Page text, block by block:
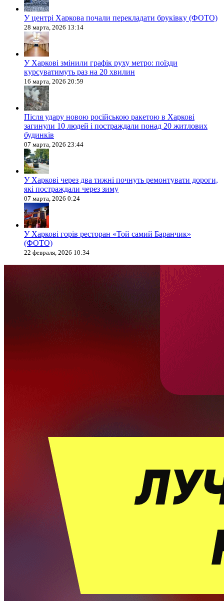
У центрі Харкова почали перекладати бруківку (ФОТО)
28 марта, 2026 13:14
У Харкові змінили графік руху метро: поїзди
курсуватимуть раз на 20 хвилин
16 марта, 2026 20:59
Після удару новою російською ракетою в Харкові
загинули 10 людей і постраждали понад 20 житлових
будинків
07 марта, 2026 23:44
У Харкові через два тижні почнуть ремонтувати дороги,
які постраждали через зиму
07 марта, 2026 0:24
У Харкові горів ресторан «Той самий Баранчик»
(ФОТО)
22 февраля, 2026 10:34